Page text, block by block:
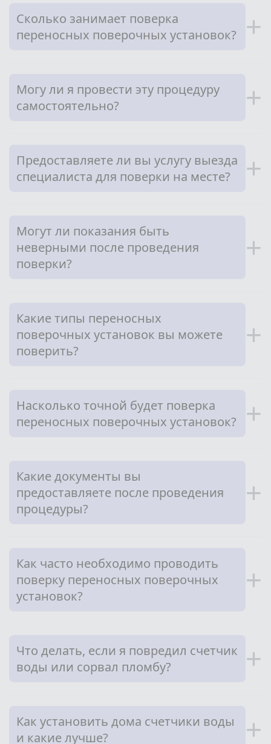
Сколько занимает поверка
переносных поверочных установок?
+
Могу ли я провести эту процедуру
самостоятельно?
+
Предоставляете ли вы услугу выезда
специалиста для поверки на месте?
+
Могут ли показания быть
неверными после проведения
поверки?
+
Какие типы переносных
поверочных установок вы можете
поверить?
+
Насколько точной будет поверка
переносных поверочных установок?
+
Какие документы вы
предоставляете после проведения
процедуры?
+
Как часто необходимо проводить
поверку переносных поверочных
установок?
+
Что делать, если я повредил счетчик
воды или сорвал пломбу?
+
Как установить дома счетчики воды
и какие лучше?
+